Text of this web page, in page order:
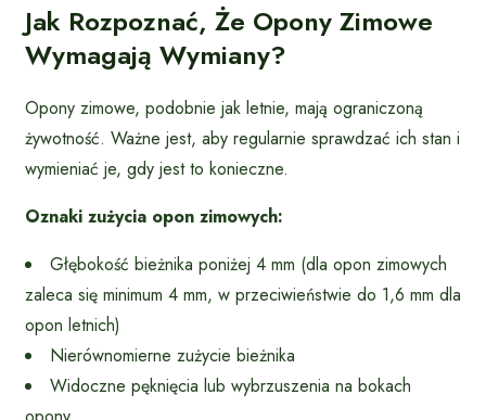
Jak Rozpoznać, Że Opony Zimowe
Wymagają Wymiany?
Opony zimowe, podobnie jak letnie, mają ograniczoną
żywotność. Ważne jest, aby regularnie sprawdzać ich stan i
wymieniać je, gdy jest to konieczne.
Oznaki zużycia opon zimowych:
Głębokość bieżnika poniżej 4 mm (dla opon zimowych
zaleca się minimum 4 mm, w przeciwieństwie do 1,6 mm dla
opon letnich)
Nierównomierne zużycie bieżnika
Widoczne pęknięcia lub wybrzuszenia na bokach